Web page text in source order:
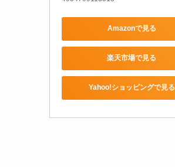
Amazonで見る
楽天市場で見る
Yahoo!ショッピングで見る